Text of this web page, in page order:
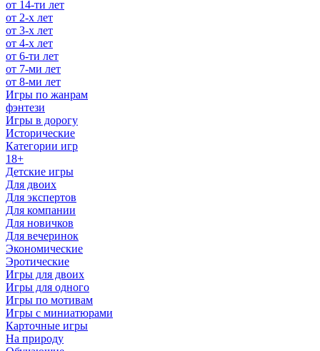
от 14-ти лет
от 2-х лет
от 3-х лет
от 4-х лет
от 6-ти лет
от 7-ми лет
от 8-ми лет
Игры по жанрам
фэнтези
Игры в дорогу
Исторические
Категории игр
18+
Детские игры
Для двоих
Для экспертов
Для компании
Для новичков
Для вечеринок
Экономические
Эротические
Игры для двоих
Игры для одного
Игры по мотивам
Игры с миниатюрами
Карточные игры
На природу